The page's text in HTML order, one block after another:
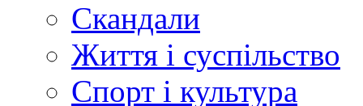
Скандали
Життя і суспільство
Спорт і культура